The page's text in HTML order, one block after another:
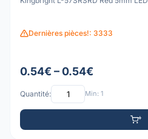
Dernières pièces!: 3333
0.54€ – 0.54€
Quantité: Min: 1